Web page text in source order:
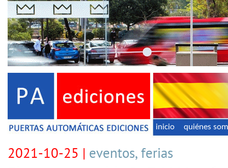
inicio quiénes
2021-10-25 | eventos, ferias